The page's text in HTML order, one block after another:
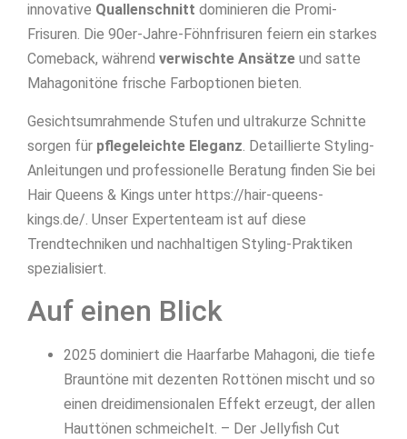
innovative Quallenschnitt dominieren die Promi-
Frisuren. Die 90er-Jahre-Föhnfrisuren feiern ein starkes
Comeback, während verwischte Ansätze und satte
Mahagonitöne frische Farboptionen bieten.
Gesichtsumrahmende Stufen und ultrakurze Schnitte
sorgen für pflegeleichte Eleganz. Detaillierte Styling-
Anleitungen und professionelle Beratung finden Sie bei
Hair Queens & Kings unter https://hair-queens-
kings.de/. Unser Expertenteam ist auf diese
Trendtechniken und nachhaltigen Styling-Praktiken
spezialisiert.
Auf einen Blick
2025 dominiert die Haarfarbe Mahagoni, die tiefe
Brauntöne mit dezenten Rottönen mischt und so
einen dreidimensionalen Effekt erzeugt, der allen
Hauttönen schmeichelt. – Der Jellyfish Cut